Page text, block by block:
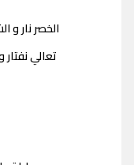
الخصر نار و
تعالي